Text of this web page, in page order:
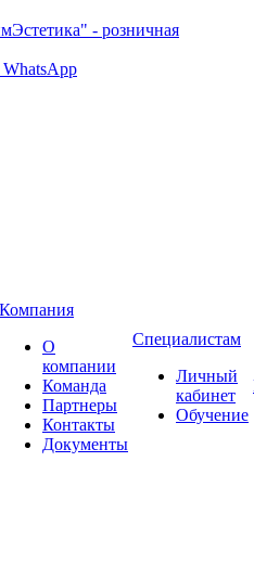
- розничная
WhatsApp
Компания
О
компании
Команда
Партнеры
Контакты
Документы
Специалистам
Личный
кабинет
Обучение